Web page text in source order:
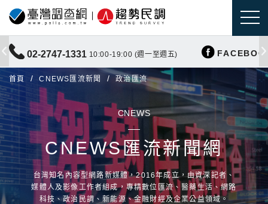
02-2747-1331 10:00-19:00 (週一至週五)
首頁 CNEWS匯流新聞 政治匯流
CNEWS
CNEWS匯流新聞網
台灣知名內容型網路新媒體，2016年成立，由資深記者、
媒體人及影像工作者組成，專精數位匯流、醫藥生活、網路
科技、政治民調、新能源、金融財經及企業公益領域。